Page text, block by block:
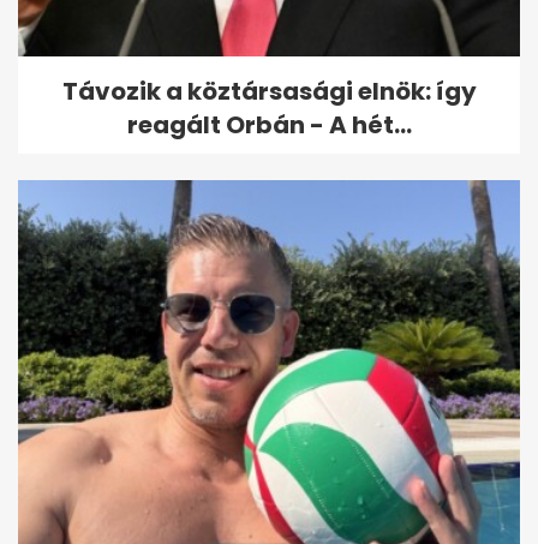
Távozik a köztársasági elnök: így
reagált Orbán - A hét...